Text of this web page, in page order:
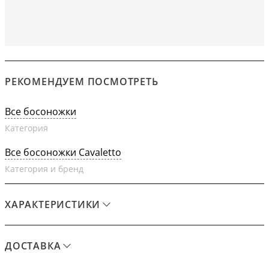
РЕКОМЕНДУЕМ ПОСМОТРЕТЬ
Все босоножки
Категория
Все босоножки Cavaletto
Категория и бренд
ХАРАКТЕРИСТИКИ
ДОСТАВКА